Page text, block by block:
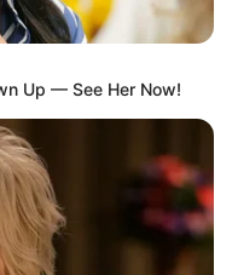
Up — See Her Now!